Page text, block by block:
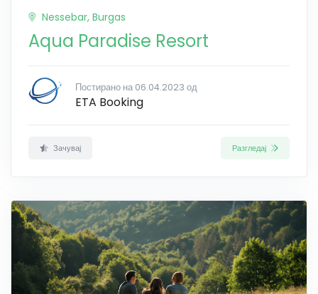
Nessebar, Burgas
Aqua Paradise Resort
Постирано на 06.04.2023 од
ETA Booking
Зачувај Разгледај